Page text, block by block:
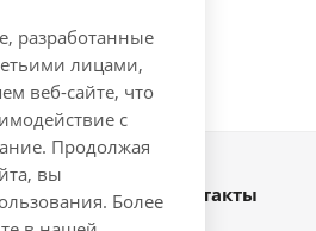
Наши контакты
разработанные
лицами,
веб-сайте, что
с
Продолжая
вы
Более